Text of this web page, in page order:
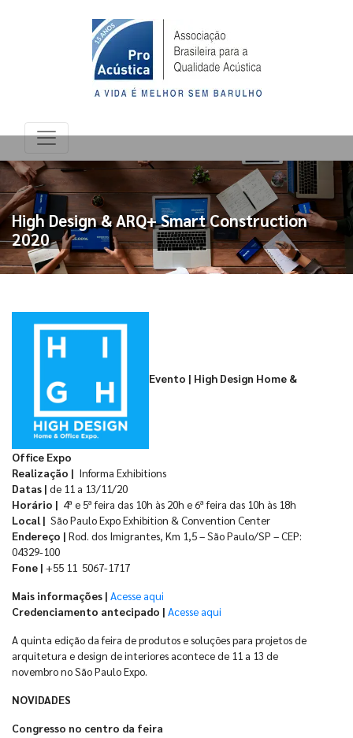
High Design & ARQ+ Smart Construction
2020
Evento | High Design Home &
Office Expo
Realização | Informa Exhibitions
Datas | de 11 a 13/11/20
Horário | 4ª e 5ª feira das 10h às 20h e 6ª feira das 10h às 18h
Local | São Paulo Expo Exhibition & Convention Center
Endereço | Rod. dos Imigrantes, Km 1,5 – São Paulo/SP – CEP:
04329-100
Fone | +55 11 5067-1717
Mais informações | Acesse aqui
Credenciamento antecipado | Acesse aqui
A quinta edição da feira de produtos e soluções para projetos de
arquitetura e design de interiores acontece de 11 a 13 de
novembro no São Paulo Expo.
NOVIDADES
Congresso no centro da feira